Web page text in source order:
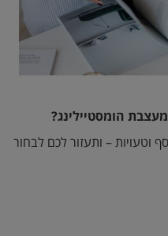
הומסטיילינג?
– ותעזור לכם לבחור